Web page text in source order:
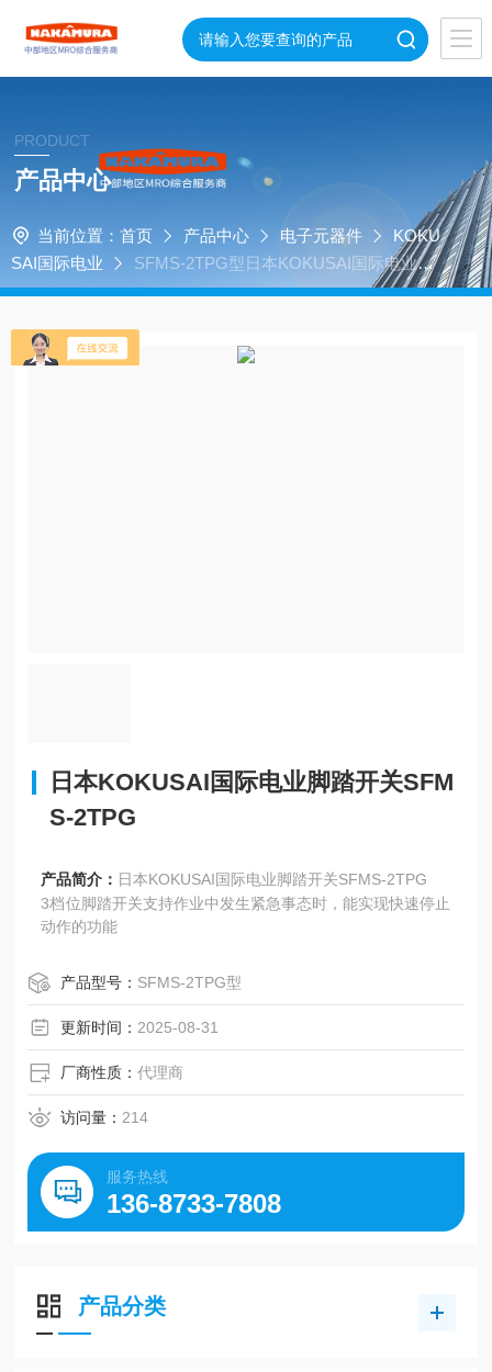
PRODUCT
产品中心
当前位置： 首页 产品中心 电子元器件
KOKU
SAI国际电业
SFMS-2TPG型日本KOKUSAI国际电业脚
踏开关SFMS-2TPG
日本KOKUSAI国际电业脚踏开关SFM
S-2TPG
产品简介： 日本KOKUSAI国际电业脚踏开关SFMS-2TPG
3档位脚踏开关支持作业中发生紧急事态时，能实现快速停止
动作的功能
产品型号： SFMS-2TPG型
更新时间： 2025-08-31
厂商性质：代理商
访问量： 214
服务热线
136-8733-7808
产品分类